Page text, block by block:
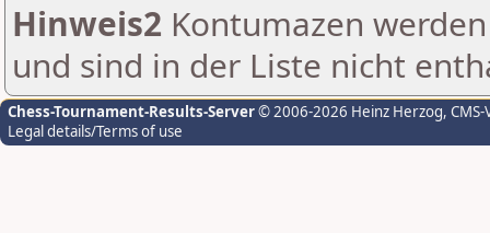
Hinweis2 Kontumazen
und sind in der Liste nicht
Chess-Tournament-Results-Server© 2006-2026 Heinz Herzog,
Legal details/Terms of use